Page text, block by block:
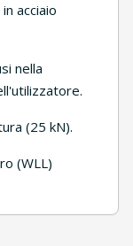
acciaio
nella
(25 kN).
(WLL)